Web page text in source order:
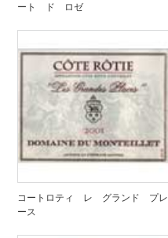
ート ド ロゼ
コートロティ レ グランド プレ
ース